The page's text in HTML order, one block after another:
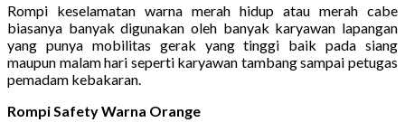
Rompi keselamatan warna merah hidup atau merah cabe
biasanya banyak digunakan oleh banyak karyawan lapangan
yang punya mobilitas gerak yang tinggi baik pada siang
maupun malam hari seperti karyawan tambang sampai petugas
pemadam kebakaran.
Rompi Safety Warna Orange